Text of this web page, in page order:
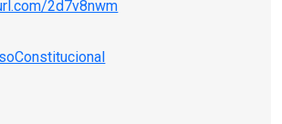
2d7v8nwm